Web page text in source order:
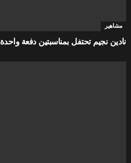
مشاهير
نادين نجيم تحتفل بمناسبتين دفعة واحدة